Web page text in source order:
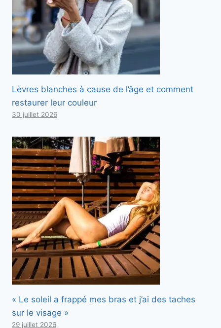
Lèvres blanches à cause de l’âge et comment
restaurer leur couleur
30 juillet 2026
« Le soleil a frappé mes bras et j’ai des taches
sur le visage »
29 juillet 2026